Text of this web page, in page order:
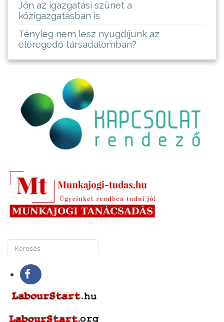
Jön az igazgatási szünet a
közigazgatásban is
Tényleg nem lesz nyugdíjunk az
elöregedő társadalomban?